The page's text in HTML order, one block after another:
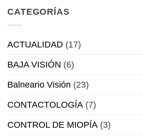
CATEGORÍAS
ACTUALIDAD (17)
BAJA VISIÓN (6)
Balneario Visión (23)
CONTACTOLOGÍA (7)
CONTROL DE MIOPÍA (3)